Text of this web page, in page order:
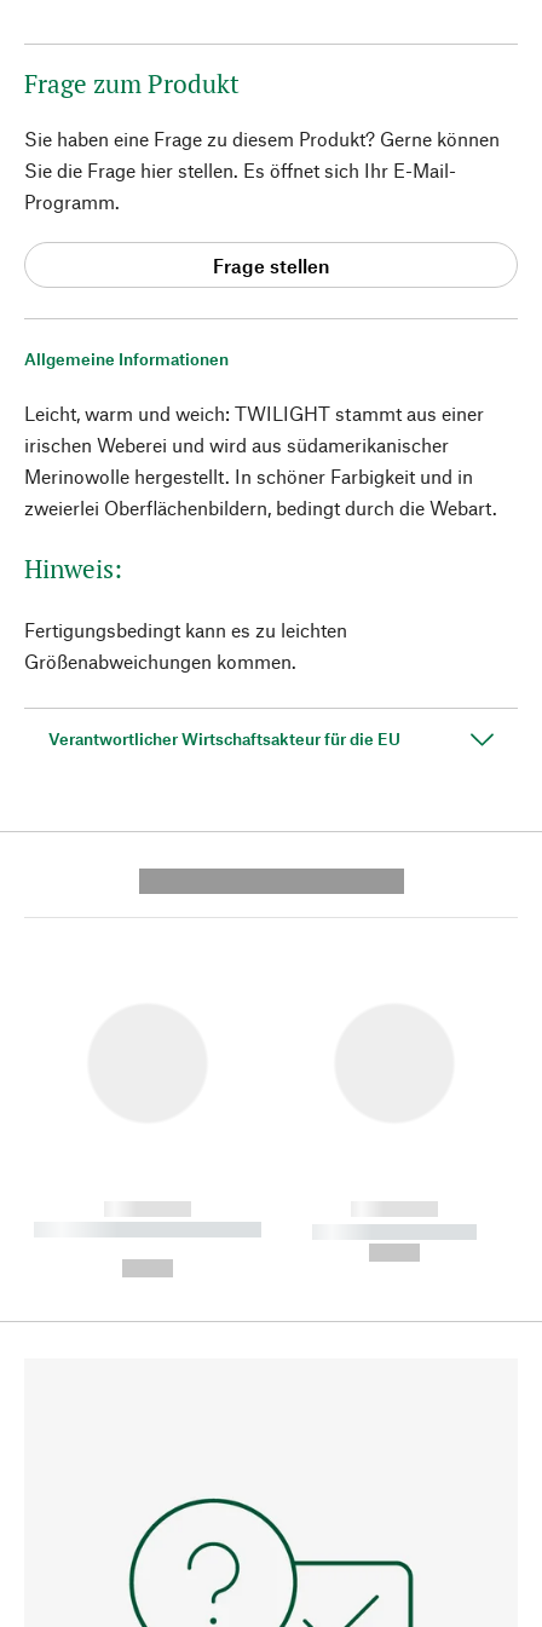
Allgemeine Informationen
Leicht, warm und weich: TWILIGHT stammt aus einer
irischen Weberei und wird aus südamerikanischer
Merinowolle hergestellt. In schöner Farbigkeit und in
zweierlei Oberflächenbildern, bedingt durch die Webart.
Hinweis:
Fertigungsbedingt kann es zu leichten
Größenabweichungen kommen.
Verantwortlicher Wirtschaftsakteur für die EU
Frage zum Produkt
Sie haben eine Frage zu diesem Produkt? Gerne können
Sie die Frage hier stellen. Es öffnet sich Ihr E-Mail-
Programm.
Frage stellen
------------
----------- ----------- --------
------------
----------- -----------